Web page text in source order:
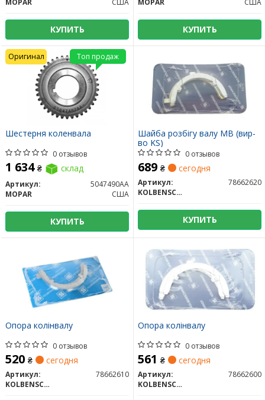
КУПИТЬ КУПИТЬ
Шестерня коленвала
0 отзывов
1 634 ₴ склад
Артикул:
5047490AA
MOPAR
США
КУПИТЬ
Топ продаж
Оригинал
Шайба розбігу валу MB (вир-
во KS)
0 отзывов
689 ₴ сегодня
Артикул:
78662620
KOLBENSCHMIDT
КУПИТЬ
Опора колінвалу
0 отзывов
520 ₴ сегодня
Артикул:
78662610
KOLBENSCHMIDT
Опора колінвалу
0 отзывов
561 ₴ сегодня
Артикул:
78662600
KOLBENSCHMIDT